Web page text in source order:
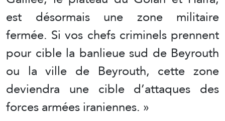
est désormais une zone militaire
fermée. Si vos chefs criminels prennent
pour cible la banlieue sud de Beyrouth
ou la ville de Beyrouth, cette zone
deviendra une cible d’attaques des
forces armées iraniennes. »